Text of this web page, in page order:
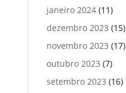
janeiro 2024 (11)
dezembro 2023 (15)
novembro 2023 (17)
outubro 2023 (7)
setembro 2023 (16)